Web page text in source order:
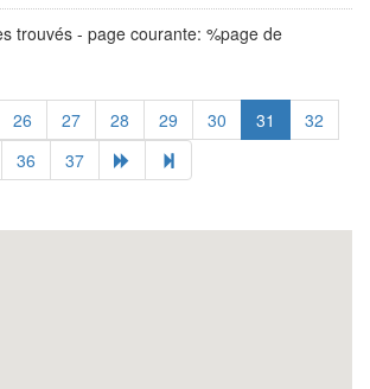
trouvés - page courante: %page de
26 27 28 29 30 31
32
36 37